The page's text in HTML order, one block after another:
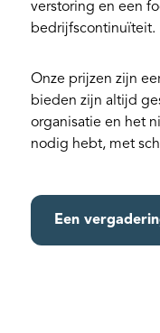
verstoring en een
bedrijfscontinuïteit.
Onze prijzen zijn
bieden zijn altijd
organisatie en het
nodig hebt, met
Een